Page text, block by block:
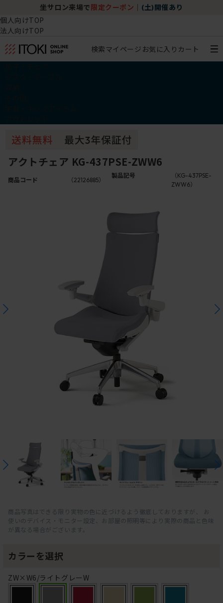
坐サロン来場で 限定クーポン (土)開催あり
個人向けTOP
法人向けTOP
検索マイページ お気に入り カート
アクトチェア KG-437PSE-ZWW6
商品コード （22126885）
製品記号
（KG-437PSE-
ZWW6）
商品写真はできる限り実物の色に近づけるよう徹底しておりますが、 お
使いのデバイス・モニター設定、お部屋の照明等により実際の商品と色味
が異なる場合がございます。
カラーを選択
ZW×W6/ライトグレーW